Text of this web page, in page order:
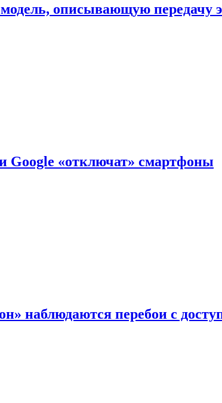
описывающую передачу
Google «отключат» смартфоны
наблюдаются перебои с